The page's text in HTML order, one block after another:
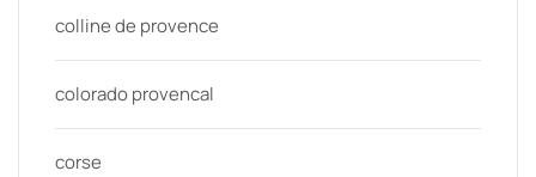
colline de provence
colorado provencal
corse